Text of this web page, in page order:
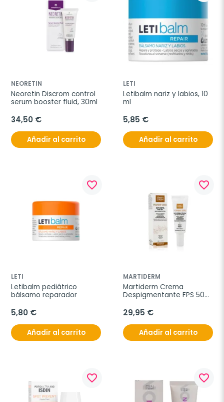
NEORETIN
Neoretin Discrom control
serum booster fluid, 30ml
34,50 €
Añadir al carrito
LETI
Letibalm nariz y labios, 10
ml
5,85 €
Añadir al carrito
favorite_border
LETI
Letibalm pediátrico
bálsamo reparador
5,80 €
Añadir al carrito
favorite_border
MARTIDERM
Martiderm Crema
Despigmentante FPS 50+,
29,95 €
Añadir al carrito
favorite_border favorite_border